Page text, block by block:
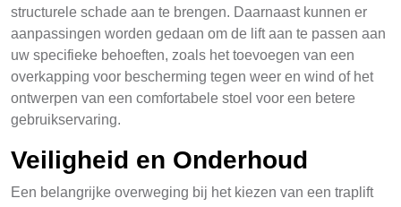
structurele schade aan te brengen. Daarnaast kunnen er
aanpassingen worden gedaan om de lift aan te passen aan
uw specifieke behoeften, zoals het toevoegen van een
overkapping voor bescherming tegen weer en wind of het
ontwerpen van een comfortabele stoel voor een betere
gebruikservaring.
Veiligheid en Onderhoud
Een belangrijke overweging bij het kiezen van een traplift